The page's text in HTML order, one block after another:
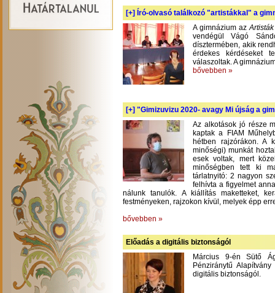
[+] Író-olvasó találkozó "artistákkal" a
A gimnázium az
vendégül Vágó
dísztermében, akik
érdekes kérdéseket
válaszoltak. A
bővebben »
[+] "Gimizuvizu 2020- avagy Mi újság a
Az alkotások jó része
kaptak a FIAM
hétben rajzórákon. A
minőségi) munkát
esek voltak, mert
minőségben tett ki
tárlatnyitó: 2 nagyon
felhívta a figyelmet
nálunk tanulók. A kiállítás maketteket,
festményeken, rajzokon kívül, melyek épp
bővebben »
Előadás a digitális biztonságól
Március 9-én Sütő
Pénziránytű
digitális biztonságól.